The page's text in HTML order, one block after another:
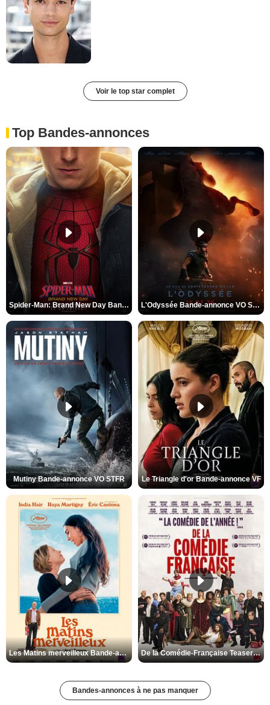
Voir le top star complet
Top Bandes-annonces
Spider-Man: Brand New Day Bande-annonce VO STFR L'Odyssée Bande-annonce VO STFR
Mutiny Bande-annonce VO STFR Le Triangle d'or Bande-annonce VF
Les Matins merveilleux Bande-annonce VF De la Comédie-Française Teaser VF
Bandes-annonces à ne pas manquer